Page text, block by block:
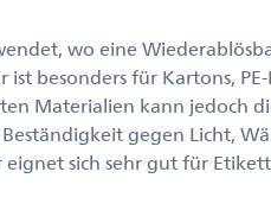
wo eine
besonders für Kartons,
Materialien kann jedoch
gegen Licht,
sich sehr gut für